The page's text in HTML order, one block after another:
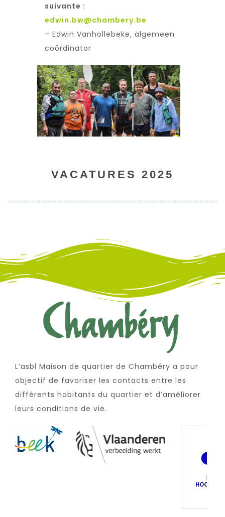
suivante :
edwin.bw@chambery.be
– Edwin Vanhollebeke, algemeen
coördinator
VACATURES 2025
L’asbl Maison de quartier de Chambéry a pour
objectif de favoriser les contacts entre les
différents habitants du quartier et d’améliorer
leurs conditions de vie.